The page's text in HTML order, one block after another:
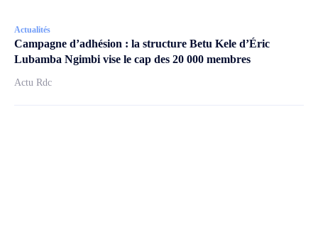
Actualités
Campagne d’adhésion : la structure Betu Kele d’Éric
Lubamba Ngimbi vise le cap des 20 000 membres
Actu Rdc